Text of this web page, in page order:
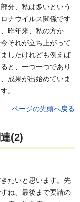
分、私は多いという
ナウイルス関係です
昨年来、私の方か
それが立ち上がって
したけれども例えば
と、一つ一つであり
成果が出始めていま
。
ページの先頭へ戻る
(2)
たいと思います。先
ね、最後まで要請の